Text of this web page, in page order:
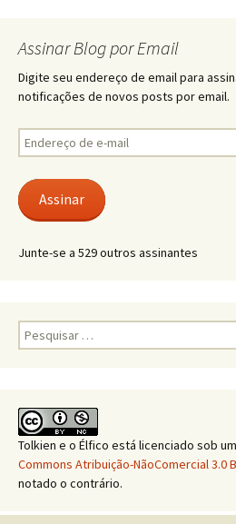
Assinar Blog por Email
Digite seu endereço de email para
notificações de novos posts por email.
Endereço
de
mail Assinar
Junte-se a 529 outros assinantes
Pesquisar
por:
Tolkien e o Élfico está licenciado sob
Commons Atribuição-NãoComercial 3.0
notado o contrário.